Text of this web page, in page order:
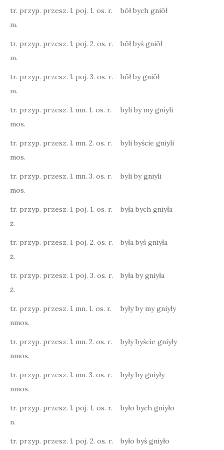
tr. przyp. przesz. l. poj. 1. os. r.
m.
bōł bych gniōł
tr. przyp. przesz. l. poj. 2. os. r.
m.
bōł byś gniōł
tr. przyp. przesz. l. poj. 3. os. r.
m.
bōł by gniōł
tr. przyp. przesz. l. mn. 1. os. r.
mos.
byli by my gniyli
tr. przyp. przesz. l. mn. 2. os. r.
mos.
byli byście gniyli
tr. przyp. przesz. l. mn. 3. os. r.
mos.
byli by gniyli
tr. przyp. przesz. l. poj. 1. os. r.
ż.
była bych gniyła
tr. przyp. przesz. l. poj. 2. os. r.
ż.
była byś gniyła
tr. przyp. przesz. l. poj. 3. os. r.
ż.
była by gniyła
tr. przyp. przesz. l. mn. 1. os. r.
nmos.
były by my gniyły
tr. przyp. przesz. l. mn. 2. os. r.
nmos.
były byście gniyły
tr. przyp. przesz. l. mn. 3. os. r.
nmos.
były by gniyły
tr. przyp. przesz. l. poj. 1. os. r.
n.
było bych gniyło
tr. przyp. przesz. l. poj. 2. os. r.
było byś gniyło